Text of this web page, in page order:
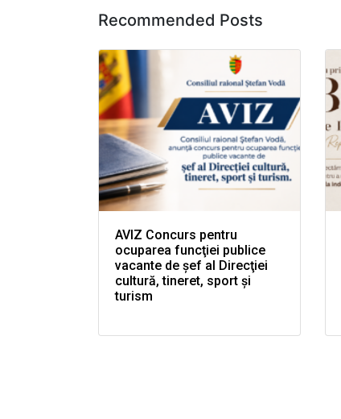
Recommended Posts
AVIZ Concurs pentru
ocuparea funcţiei publice
vacante de şef al Direcţiei
cultură, tineret, sport şi
turism